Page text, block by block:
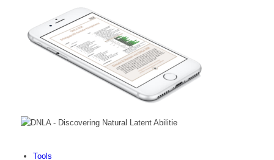
Tools